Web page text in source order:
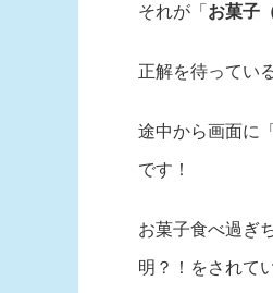
それが「 お菓子
正解を待ってい
途中から画面に
です！
お菓子食べ過ぎ
明？！をされて